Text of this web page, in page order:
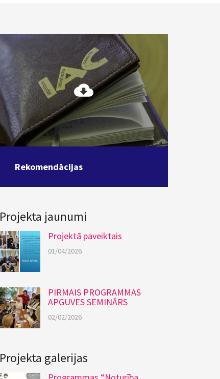
Rekomendācijas
Projekta jaunumi
Projektā paveiktais
01/04/2026
PIRMAIS PROGRAMMAS
APGUVES SEMINĀRS
02/02/2026
Projekta galerijas